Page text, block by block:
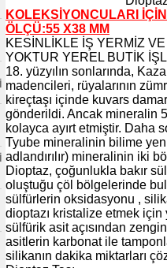
KOLEKSİYONCULARI
ÖLÇÜ:55 X38 MM
KESİNLİKLE İŞ YERMİZ
YOKTUR YEREL BUTİK
18. yüzyılın sonlarında,
madencileri, rüyalarının
kireçtaşı içinde kuvars
gönderildi. Ancak mineralin 5
kolayca ayırt etmiştir. Daha
Tyube mineralinin bilime
adlandırılır) mineralinin iki
Dioptaz, çoğunlukla bakır
oluştuğu çöl bölgelerinde
sülfürlerin oksidasyonu ,
dioptazı kristalize etmek
sülfürik asit açısından
asitlerin karbonat ile
silikanın dakika miktarları